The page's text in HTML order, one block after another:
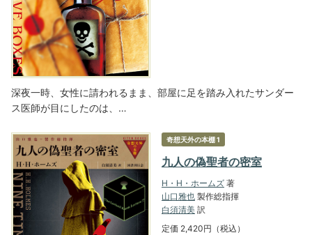
深夜一時、女性に請われるまま、部屋に足を踏み入れたサンダー
ス医師が目にしたのは、…
奇想天外の本棚 1
九人の偽聖者の密室
H・H・ホームズ 著
山口雅也 製作総指揮
白須清美 訳
定価 2,420円（税込）